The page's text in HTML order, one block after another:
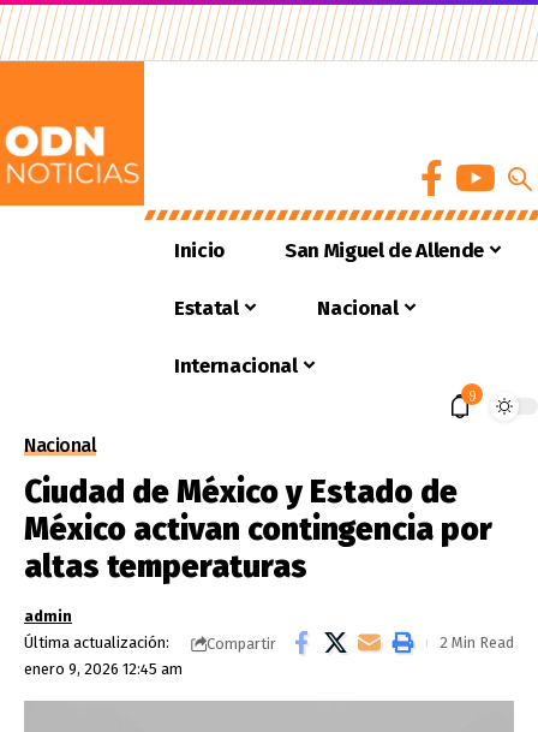
Inicio San Miguel de Allende
Estatal Nacional
Internacional
9
Nacional
Ciudad de México y Estado de
México activan contingencia por
altas temperaturas
Última actualización:
enero 9, 2026 12:45 am
admin
Compartir
2 Min Read